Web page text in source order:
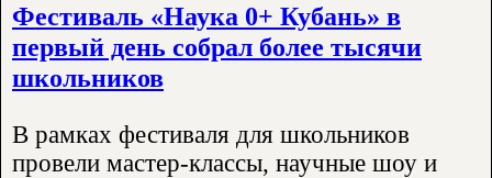
Фестиваль «Наука 0+ Кубань» в
первый день собрал более тысячи
школьников
В рамках фестиваля для школьников
провели мастер-классы, научные шоу и